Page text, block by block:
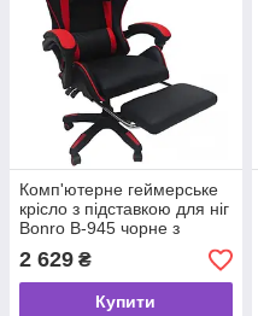
Комп'ютерне геймерське
крісло з підставкою для ніг
Bonro B-945 чорне з
червоними вставками
2 629 ₴
Купити